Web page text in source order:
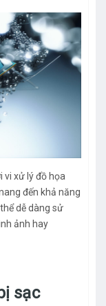
vi xử lý đồ họa
đến khả năng
dễ dàng sử
ảnh hay
sạc